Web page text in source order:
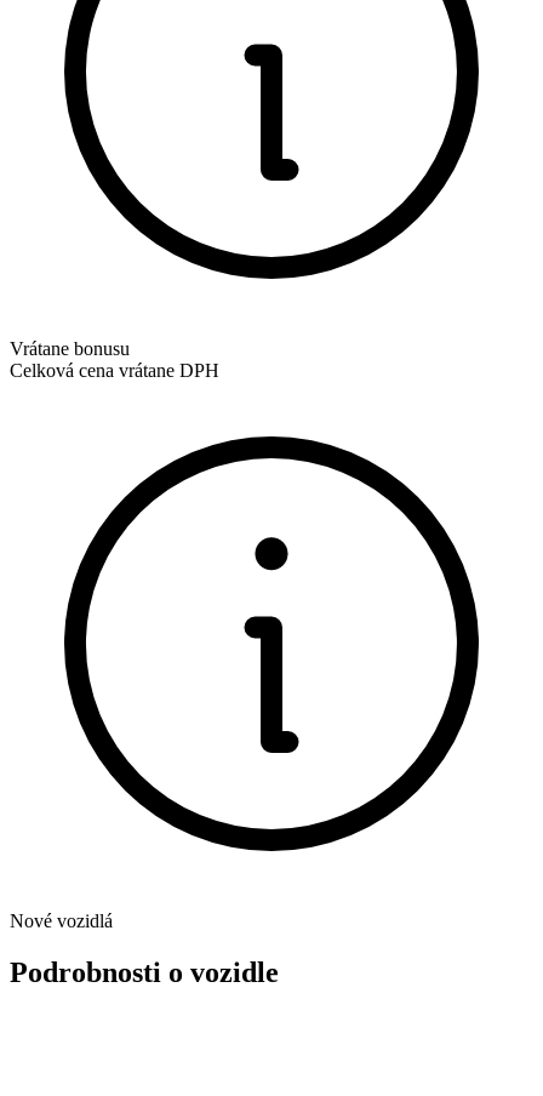
Vrátane bonusu
Celková cena vrátane DPH
Nové vozidlá
Podrobnosti o vozidle